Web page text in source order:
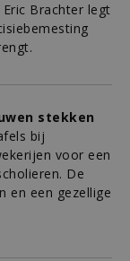
Brachter legt
stekken
bij
voor een
De
en een gezellige